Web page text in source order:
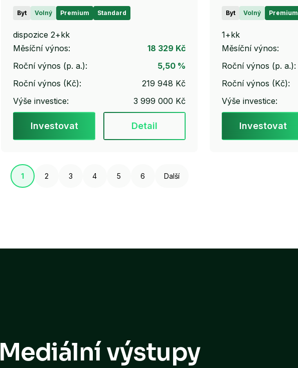
Byt Volný Premium Standard
dispozice 2+kk
Měsíční výnos:
18 329 Kč
Roční výnos (p. a.):
5,50 %
Roční výnos (Kč):
219 948 Kč
Výše investice:
3 999 000 Kč
Investovat Detail
Byt Volný Premium
1+kk
Měsíční výnos:
Roční výnos (p. a.):
Roční výnos (Kč):
Výše investice:
Investovat
1 2 3 4 5 6 Další
Mediální výstupy